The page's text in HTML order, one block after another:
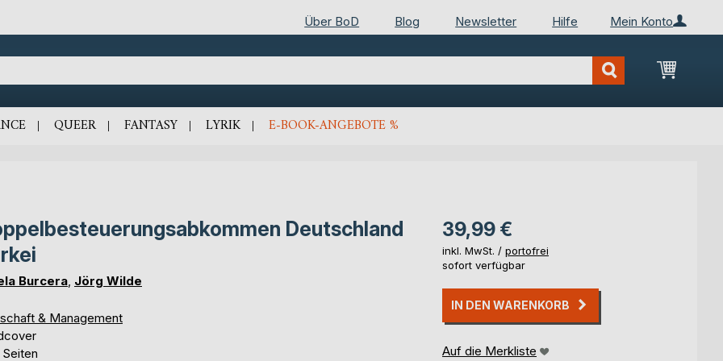
Mein Konto
Über BoD Blog Newsletter Hilfe
Mein
QUEER FANTASY LYRIK E-BOOK-ANGEBOTE %
Deutschland
Burcera Jörg Wilde
& Management
39,99 €
inkl. MwSt. / portofrei
sofort verfügbar
IN DEN WARENKORB
Auf die Merkliste